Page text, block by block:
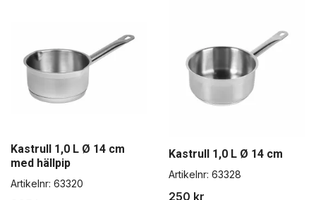
Kastrull 1,0 L Ø 14 cm
med hällpip
Artikelnr: 63320
Kastrull 1,0 L Ø 14 cm
Artikelnr: 63328
250 kr